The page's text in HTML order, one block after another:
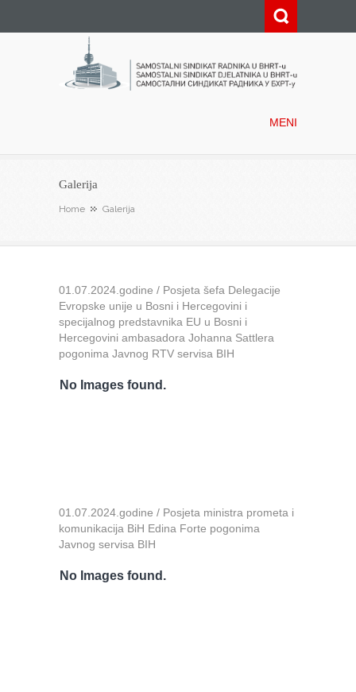
MENI
Galerija
Home Galerija
01.07.2024.godine / Posjeta šefa Delegacije
Evropske unije u Bosni i Hercegovini i
specijalnog predstavnika EU u Bosni i
Hercegovini ambasadora Johanna Sattlera
pogonima Javnog RTV servisa BIH
No Images found.
01.07.2024.godine / Posjeta ministra prometa i
komunikacija BiH Edina Forte pogonima
Javnog servisa BIH
No Images found.